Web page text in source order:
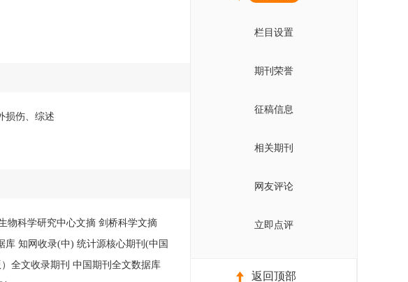
损伤、综述
物科学研究中心文摘 剑桥科学文摘
知网收录(中) 统计源核心期刊(中国
全文收录期刊 中国期刊全文数据库
栏目设置
期刊荣誉
征稿信息
相关期刊
网友评论
立即点评
返回顶部